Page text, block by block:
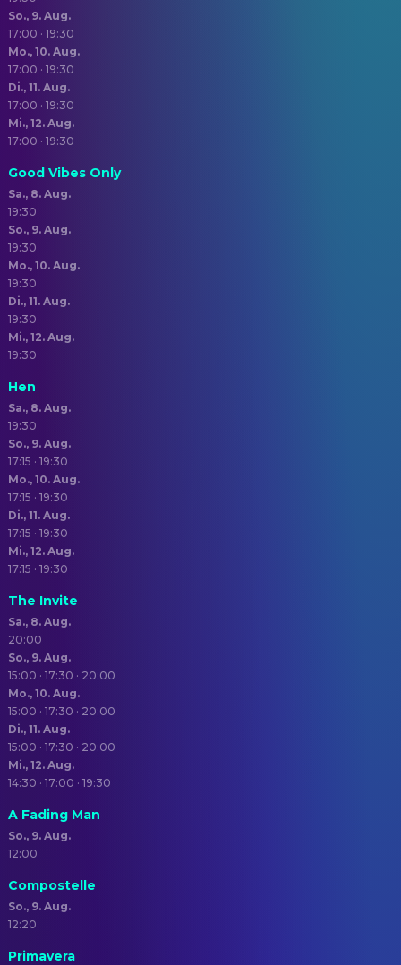
So., 9. Aug.
17:00 · 19:30
Mo., 10. Aug.
17:00 · 19:30
Di., 11. Aug.
17:00 · 19:30
Mi., 12. Aug.
17:00 · 19:30
Good Vibes Only
Sa., 8. Aug.
19:30
So., 9. Aug.
19:30
Mo., 10. Aug.
19:30
Di., 11. Aug.
19:30
Mi., 12. Aug.
19:30
Hen
Sa., 8. Aug.
19:30
So., 9. Aug.
17:15 · 19:30
Mo., 10. Aug.
17:15 · 19:30
Di., 11. Aug.
17:15 · 19:30
Mi., 12. Aug.
17:15 · 19:30
The Invite
Sa., 8. Aug.
20:00
So., 9. Aug.
15:00 · 17:30 · 20:00
Mo., 10. Aug.
15:00 · 17:30 · 20:00
Di., 11. Aug.
15:00 · 17:30 · 20:00
Mi., 12. Aug.
14:30 · 17:00 · 19:30
A Fading Man
So., 9. Aug.
12:00
Compostelle
So., 9. Aug.
12:20
Primavera